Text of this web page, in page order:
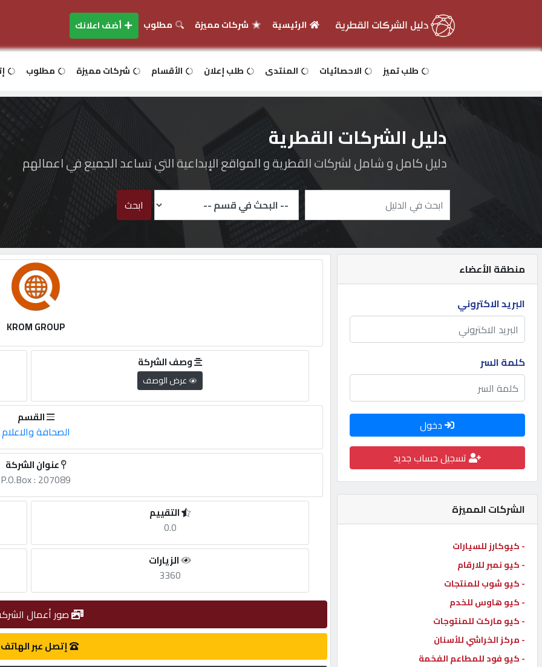
دخول
اعلانك
مطلوب
طلب
الاحصائيات
الأقسام
شركات
مميزة
إبحث
إتصل
بنا
إعلانات
الرئيسية شركات مميزة مطلوب أضف اعلانك
طلب تميز الاحصائيات المنتدى طلب إعلان الأقسام شركات مميزة مطلوب
دليل الشركات القطرية
دليل كامل و شامل لشركات القطرية و المواقع الإبداعية التي تساعد الجميع في اعمالهم
ابحث
منطقة الأعضاء
البريد الاكتروني
كلمة السر
دخول
تسجيل حساب جديد
الشركات المميزة
- كيوكارز للسيارات
- كيو نمبر للارقام
- كيو شوب للمنتجات
- كيو هاوس للخدم
- كيو ماركت للمنتوجات
- مركز الخراشي للأسنان
- كيو فود للمطاعم الفخمة
KROM GROUP
وصف الشركة
عرض الوصف
القسم
الصحافة والاعلام
عنوان الشركة
P.O.Box : 207089
التقييم
0.0
الزيارات
3360
صور أعمال
إتصل عبر الهاتف